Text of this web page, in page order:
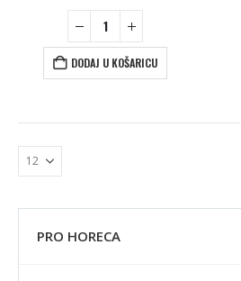
DODAJ U KOŠARICU
PRO HORECA